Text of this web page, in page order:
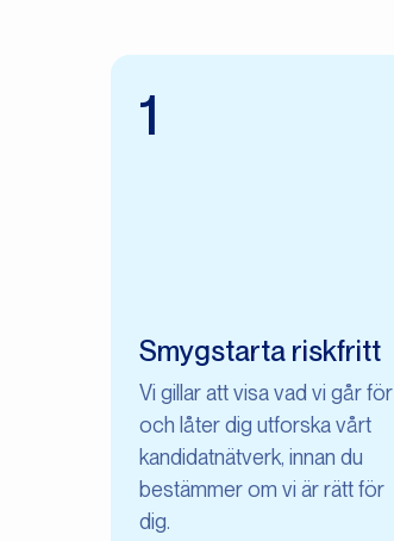
1
Smygstarta riskfritt
Vi gillar att visa vad vi går för
och låter dig utforska vårt
kandidatnätverk, innan du
bestämmer om vi är rätt för
dig.